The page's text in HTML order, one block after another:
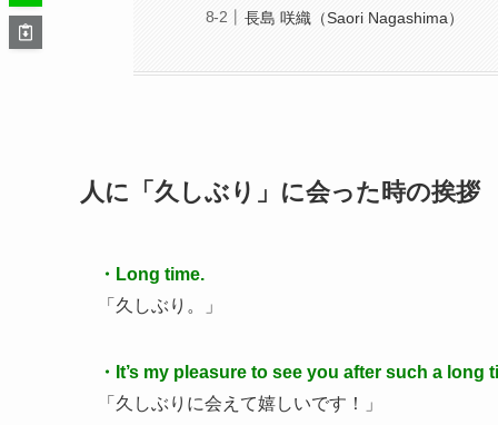
長島 咲織（Saori Nagashima）
人に「久しぶり」に会った時の挨拶
・Long time.
「久しぶり。」
・It’s my pleasure to see you after such a long
「久しぶりに会えて嬉しいです！」